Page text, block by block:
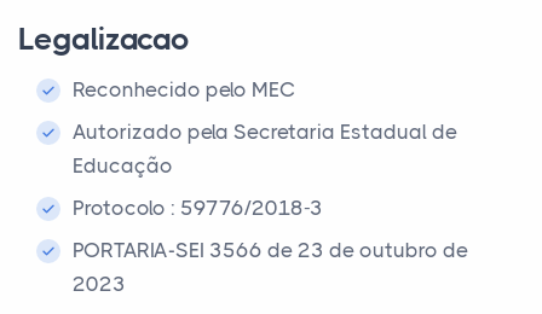
Legalizacao
Reconhecido pelo MEC
Autorizado pela Secretaria Estadual de
Educação
Protocolo : 59776/2018-3
PORTARIA-SEI 3566 de 23 de outubro de
2023